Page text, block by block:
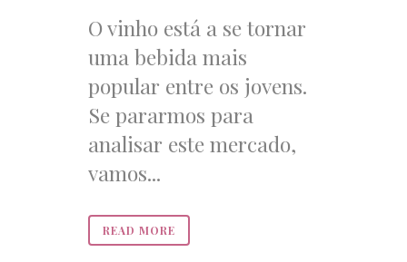
O vinho está a se tornar
uma bebida mais
popular entre os jovens.
Se pararmos para
analisar este mercado,
vamos...
READ MORE